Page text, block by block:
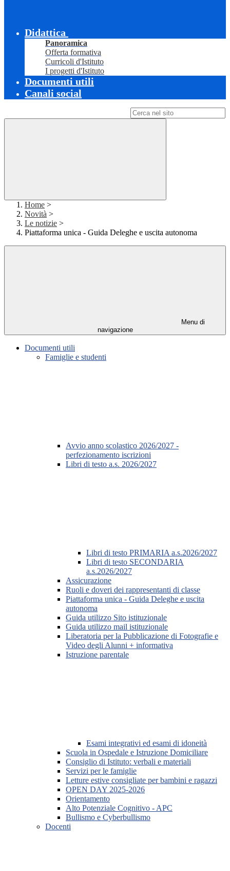
Didattica
Panoramica
Offerta formativa
Curricoli d'Istituto
I progetti d'Istituto
Documenti utili
Canali social
Home >
Novità >
Le notizie >
Piattaforma unica - Guida Deleghe e uscita autonoma
Menu di
navigazione
Documenti utili
Famiglie e studenti
Avvio anno scolastico 2026/2027 -
perfezionamento iscrizioni
Libri di testo a.s. 2026/2027
Libri di testo PRIMARIA a.s.2026/2027
Libri di testo SECONDARIA
a.s.2026/2027
Assicurazione
Ruoli e doveri dei rappresentanti di classe
Piattaforma unica - Guida Deleghe e uscita
autonoma
Guida utilizzo Sito istituzionale
Guida utilizzo mail istituzionale
Liberatoria per la Pubblicazione di Fotografie e
Video degli Alunni + informativa
Istruzione parentale
Esami integrativi ed esami di idoneità
Scuola in Ospedale e Istruzione Domiciliare
Consiglio di Istituto: verbali e materiali
Servizi per le famiglie
Letture estive consigliate per bambini e ragazzi
OPEN DAY 2025-2026
Orientamento
Alto Potenziale Cognitivo - APC
Bullismo e Cyberbullismo
Docenti